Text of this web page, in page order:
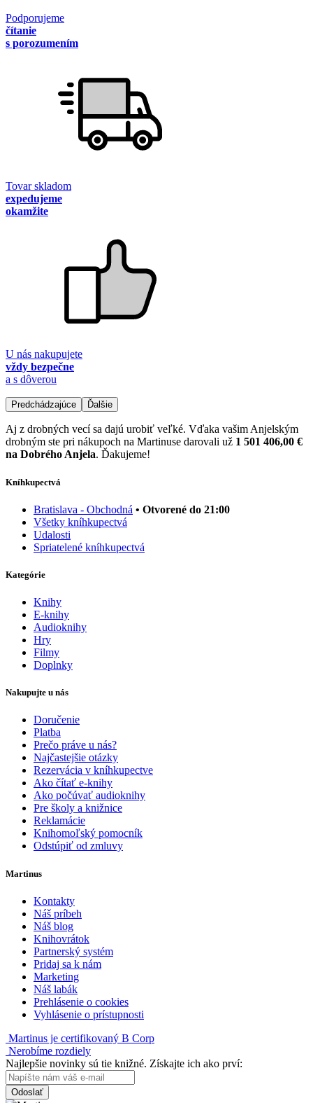
Podporujeme
čítanie
s porozumením
Tovar skladom
expedujeme
okamžite
U nás nakupujete
vždy bezpečne
a s dôverou
Predchádzajúce Ďalšie
Aj z drobných vecí sa dajú urobiť veľké. Vďaka vašim Anjelským
drobným ste pri nákupoch na Martinuse darovali už 1 501 406,00 €
na Dobrého Anjela. Ďakujeme!
Kníhkupectvá
Bratislava - Obchodná • Otvorené do 21:00
Všetky kníhkupectvá
Udalosti
Spriatelené kníhkupectvá
Kategórie
Knihy
E-knihy
Audioknihy
Hry
Filmy
Doplnky
Nakupujte u nás
Doručenie
Platba
Prečo práve u nás?
Najčastejšie otázky
Rezervácia v kníhkupectve
Ako čítať e-knihy
Ako počúvať audioknihy
Pre školy a knižnice
Reklamácie
Knihomoľský pomocník
Odstúpiť od zmluvy
Martinus
Kontakty
Náš príbeh
Náš blog
Knihovrátok
Partnerský systém
Pridaj sa k nám
Marketing
Náš labák
Prehlásenie o cookies
Vyhlásenie o prístupnosti
Martinus je certifikovaný B Corp
Nerobíme rozdiely
Najlepšie novinky sú tie knižné. Získajte ich ako prví:
Odoslať